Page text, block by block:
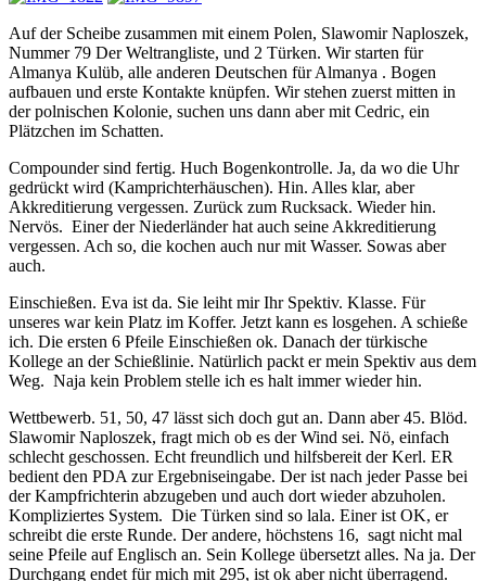
Auf der Scheibe zusammen mit einem Polen, Slawomir Naploszek,
Nummer 79 Der Weltrangliste, und 2 Türken. Wir starten für
Almanya Kulüb, alle anderen Deutschen für Almanya . Bogen
aufbauen und erste Kontakte knüpfen. Wir stehen zuerst mitten in
der polnischen Kolonie, suchen uns dann aber mit Cedric, ein
Plätzchen im Schatten.
Compounder sind fertig. Huch Bogenkontrolle. Ja, da wo die Uhr
gedrückt wird (Kamprichterhäuschen). Hin. Alles klar, aber
Akkreditierung vergessen. Zurück zum Rucksack. Wieder hin.
Nervös. Einer der Niederländer hat auch seine Akkreditierung
vergessen. Ach so, die kochen auch nur mit Wasser. Sowas aber
auch.
Einschießen. Eva ist da. Sie leiht mir Ihr Spektiv. Klasse. Für
unseres war kein Platz im Koffer. Jetzt kann es losgehen. A schieße
ich. Die ersten 6 Pfeile Einschießen ok. Danach der türkische
Kollege an der Schießlinie. Natürlich packt er mein Spektiv aus dem
Weg. Naja kein Problem stelle ich es halt immer wieder hin.
Wettbewerb. 51, 50, 47 lässt sich doch gut an. Dann aber 45. Blöd.
Slawomir Naploszek, fragt mich ob es der Wind sei. Nö, einfach
schlecht geschossen. Echt freundlich und hilfsbereit der Kerl. ER
bedient den PDA zur Ergebniseingabe. Der ist nach jeder Passe bei
der Kampfrichterin abzugeben und auch dort wieder abzuholen.
Kompliziertes System. Die Türken sind so lala. Einer ist OK, er
schreibt die erste Runde. Der andere, höchstens 16, sagt nicht mal
seine Pfeile auf Englisch an. Sein Kollege übersetzt alles. Na ja. Der
Durchgang endet für mich mit 295, ist ok aber nicht überragend.